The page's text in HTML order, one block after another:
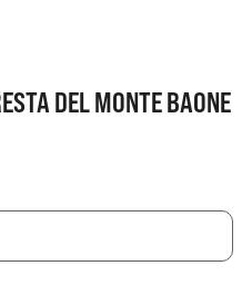
DEL MONTE BAONE